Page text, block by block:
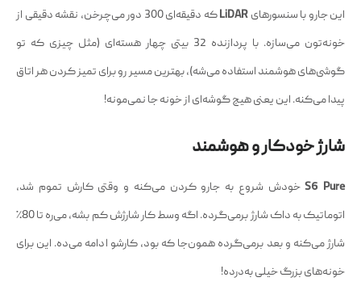
این جارو با سنسورهای LiDAR
که دقیقه‌ای 300 دور می‌چرخن، نقشه دقیقی از
خونه‌تون می‌سازه. با پردازنده 32 بیتی چهار هسته‌ای (مثل چیزی که تو
گوشی‌های هوشمند استفاده می‌شه)، بهترین مسیر رو برای تمیز کردن هر اتاق
پیدا می‌کنه. این یعنی هیچ گوشه‌ای از خونه جا نمی‌مونه!
شارژ خودکار و هوشمند
S6 Pureخودش شروع به جارو کردن می‌کنه و وقتی کارش تموم شد،
اتوماتیک به داک شارژ برمی‌گرده. اگه وسط کار شارژش کم بشه، می‌ره تا 80٪
شارژ می‌کنه و بعد برمی‌گرده همون‌جا که بود، کارشو ادامه می‌ده. این برای
خونه‌های بزرگ خیلی به‌درده!